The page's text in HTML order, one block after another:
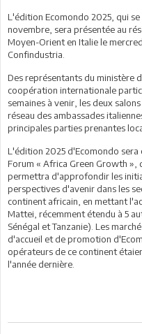
L'édition Ecomondo 2025, qui
novembre, sera présentée au
Moyen-Orient en Italie le
Confindustria.
Des représentants du ministère
coopération internationale
semaines à venir, les deux
réseau des ambassades
principales parties prenantes
L'édition 2025 d'Ecomondo
Forum « Africa Green Growth »,
permettra d'approfondir les
perspectives d'avenir dans les
continent africain, en mettant
Mattei, récemment étendu à 5
Sénégal et Tanzanie). Les
d'accueil et de promotion
opérateurs de ce continent
l'année dernière.